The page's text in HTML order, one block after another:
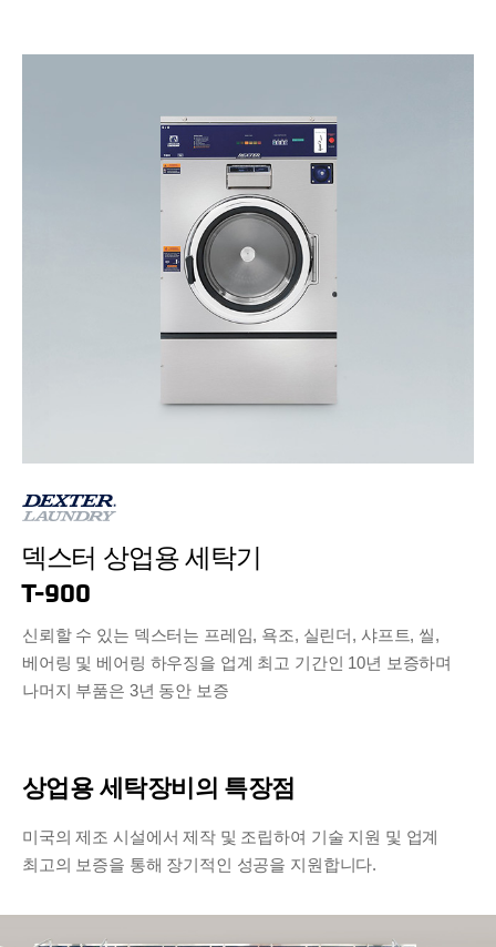
덱스터 상업용 세탁기
T-900
신뢰할 수 있는 덱스터는 프레임, 욕조, 실린더, 샤프트, 씰,
베어링 및 베어링 하우징을 업계 최고 기간인 10년 보증하며
나머지 부품은 3년 동안 보증
상업용 세탁장비의 특장점
미국의 제조 시설에서 제작 및 조립하여 기술 지원 및 업계
최고의 보증을 통해 장기적인 성공을 지원합니다.